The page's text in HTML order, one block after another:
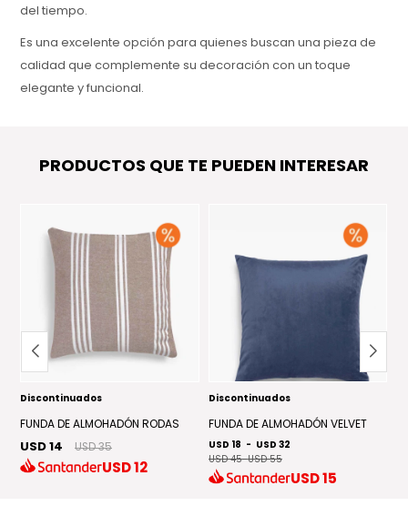
del tiempo.
Es una excelente opción para quienes buscan una pieza de
calidad que complemente su decoración con un toque
elegante y funcional.
PRODUCTOS QUE TE PUEDEN INTERESAR
Discontinuados
FUNDA DE ALMOHADÓN RODAS
USD 14 USD 35
USD12
Discontinuados
FUNDA DE ALMOHADÓN VELVET
USD 18 - USD 32
USD 45-USD 55
USD15